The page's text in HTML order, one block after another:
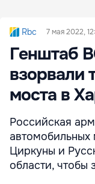
Rbc 7 мая 2022,
Генштаб
взорвали
моста в
Российская
автомобильных
Циркуны и
области, чтобы